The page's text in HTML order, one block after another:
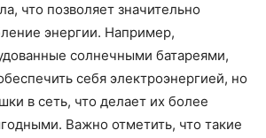
что позволяет значительно
энергии. Например,
солнечными батареями,
себя электроэнергией, но
в сеть, что делает их более
Важно отметить, что такие